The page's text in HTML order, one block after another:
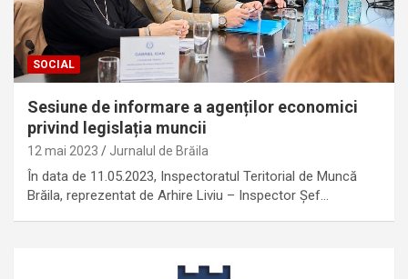
SOCIAL
Sesiune de informare a agenților economici
privind legislația muncii
12 mai 2023 Jurnalul de Brăila
În data de 11.05.2023, Inspectoratul Teritorial de Muncă
Brăila, reprezentat de Arhire Liviu – Inspector Șef…